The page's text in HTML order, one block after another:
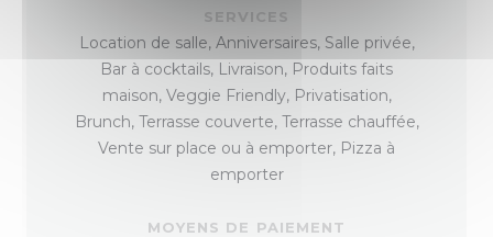
SERVICES
Location de salle, Anniversaires, Salle privée,
Bar à cocktails, Livraison, Produits faits
maison, Veggie Friendly, Privatisation,
Brunch, Terrasse couverte, Terrasse chauffée,
Vente sur place ou à emporter, Pizza à
emporter
MOYENS DE PAIEMENT